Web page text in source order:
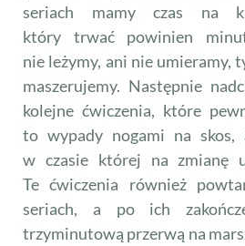
seriach mamy czas na
który trwać powinien
nie leżymy, ani nie umieramy,
maszerujemy. Następnie
kolejne ćwiczenia, które
to wypady nogami na skos,
w czasie której na zmianę
Te ćwiczenia również
seriach, a po ich
trzyminutową przerwą na